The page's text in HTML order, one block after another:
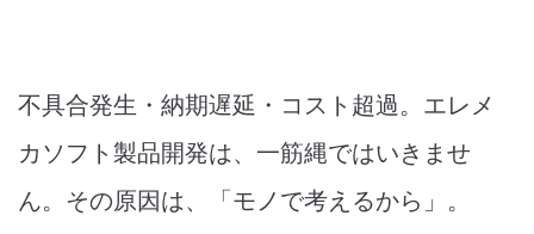
不具合発生・納期遅延・コスト超過。エレメ
カソフト製品開発は、一筋縄ではいきませ
ん。その原因は、「モノで考えるから」。